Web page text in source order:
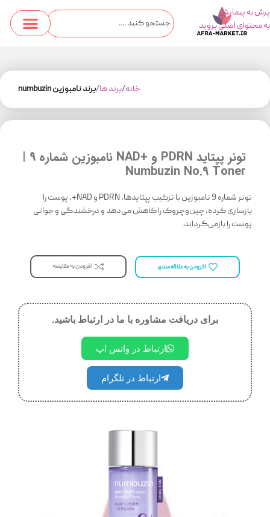
پرش به پیمایش
به محتوای اصلی بروید
خانه برند ها برند نامبوزین numbuzin
تونر پپتاید PDRN و +NAD نامبوزین شماره 9 |
Numbuzin No.9 Toner
تونر شماره 9 نامبوزین با ترکیب پپتایدها، PDRN و NAD+، پوست را
بازسازی کرده، چین‌وچروک را کاهش می‌دهد و درخشندگی و جوانی
پوست را بازمی‌گرداند.
افزودن به علاقه مندی افزودن به مقایسه
برای دریافت مشاوره با ما در ارتباط باشید.
ارتباط در واتس اپ
ارتباط در تلگرام